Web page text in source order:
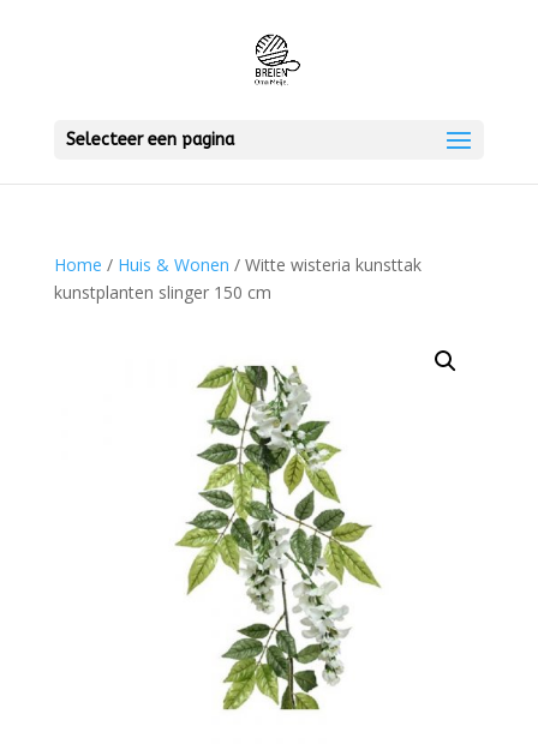
Selecteer een pagina
Home / Huis & Wonen / Witte wisteria kunsttak
kunstplanten slinger 150 cm